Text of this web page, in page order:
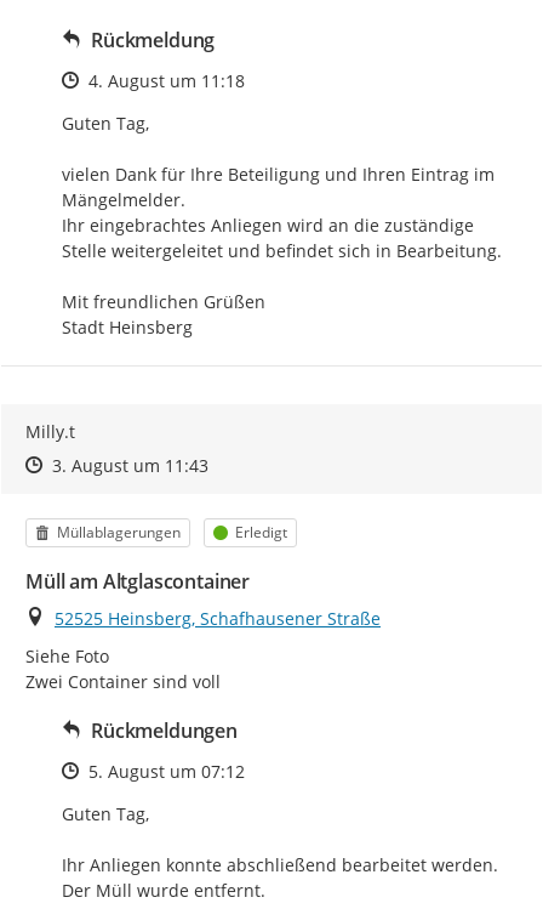
Rückmeldung
Zeitpunkt des Erstellens
4. August um 11:18
Guten Tag,
vielen Dank für Ihre Beteiligung und Ihren Eintrag im
Mängelmelder.
Ihr eingebrachtes Anliegen wird an die zuständige
Stelle weitergeleitet und befindet sich in Bearbeitung.
Mit freundlichen Grüßen
Stadt Heinsberg
Milly.t
Zeitpunkt des Erstellens
Zeitpunkt des Erstellens
3. August um 11:43Zur Äußerung
Kategorie
Müllablagerungen Status
Erledigt
Müll am Altglascontainer
Ort
52525 Heinsberg, Schafhausener Straße
Siehe Foto
Zwei Container sind voll
Rückmeldungen
Zeitpunkt des Erstellens
5. August um 07:12
Guten Tag,
Ihr Anliegen konnte abschließend bearbeitet werden.
Der Müll wurde entfernt.